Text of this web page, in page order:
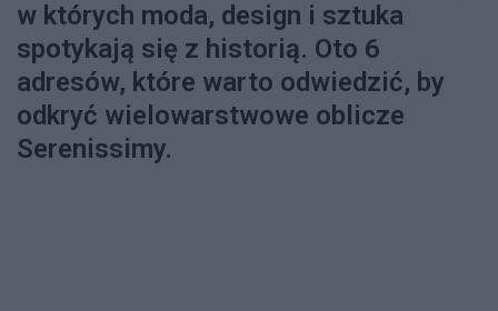
w których moda, design i sztuka
spotykają się z historią. Oto 6
adresów, które warto odwiedzić, by
odkryć wielowarstwowe oblicze
Serenissimy.